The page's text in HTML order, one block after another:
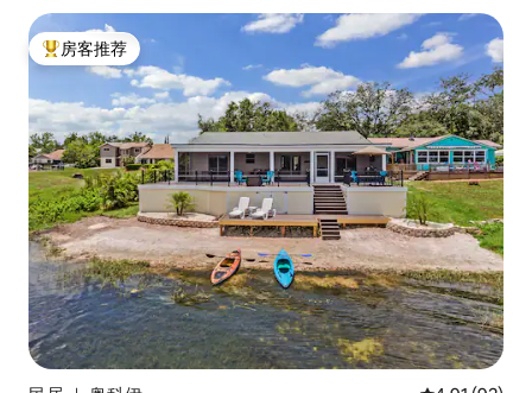
热门「房客推荐」
房客推荐